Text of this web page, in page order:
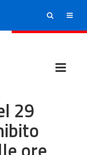
ricerca menu
29